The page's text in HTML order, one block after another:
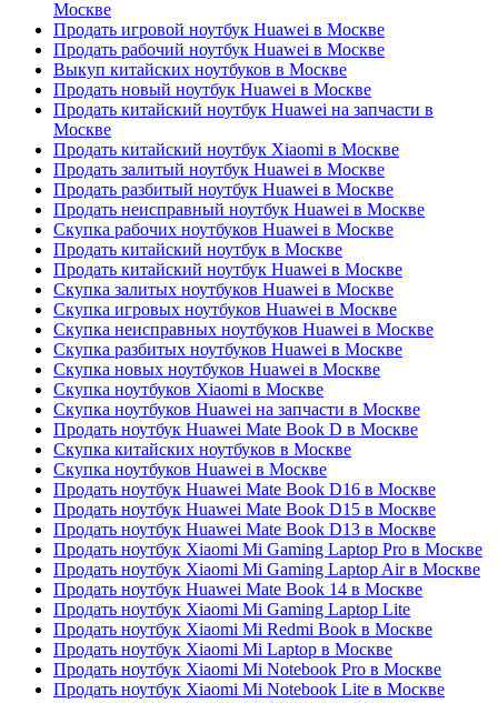
Москве
Продать игровой ноутбук Huawei в Москве
Продать рабочий ноутбук Huawei в Москве
Выкуп китайских ноутбуков в Москве
Продать новый ноутбук Huawei в Москве
Продать китайский ноутбук Huawei на запчасти в
Москве
Продать китайский ноутбук Xiaomi в Москве
Продать залитый ноутбук Huawei в Москве
Продать разбитый ноутбук Huawei в Москве
Продать неисправный ноутбук Huawei в Москве
Скупка рабочих ноутбуков Huawei в Москве
Продать китайский ноутбук в Москве
Продать китайский ноутбук Huawei в Москве
Скупка залитых ноутбуков Huawei в Москве
Скупка игровых ноутбуков Huawei в Москве
Скупка неисправных ноутбуков Huawei в Москве
Скупка разбитых ноутбуков Huawei в Москве
Скупка новых ноутбуков Huawei в Москве
Скупка ноутбуков Xiaomi в Москве
Скупка ноутбуков Huawei на запчасти в Москве
Продать ноутбук Huawei Mate Book D в Москве
Скупка китайских ноутбуков в Москве
Скупка ноутбуков Huawei в Москве
Продать ноутбук Huawei Mate Book D16 в Москве
Продать ноутбук Huawei Mate Book D15 в Москве
Продать ноутбук Huawei Mate Book D13 в Москве
Продать ноутбук Xiaomi Mi Gaming Laptop Pro в Москве
Продать ноутбук Xiaomi Mi Gaming Laptop Air в Москве
Продать ноутбук Huawei Mate Book 14 в Москве
Продать ноутбук Xiaomi Mi Gaming Laptop Lite
Продать ноутбук Xiaomi Mi Redmi Book в Москве
Продать ноутбук Xiaomi Mi Laptop в Москве
Продать ноутбук Xiaomi Mi Notebook Pro в Москве
Продать ноутбук Xiaomi Mi Notebook Lite в Москве